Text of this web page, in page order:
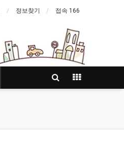
정보찾기 접속 166